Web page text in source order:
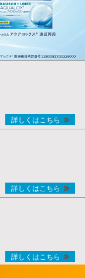
詳しくはこちら
詳しくはこちら
詳しくはこちら